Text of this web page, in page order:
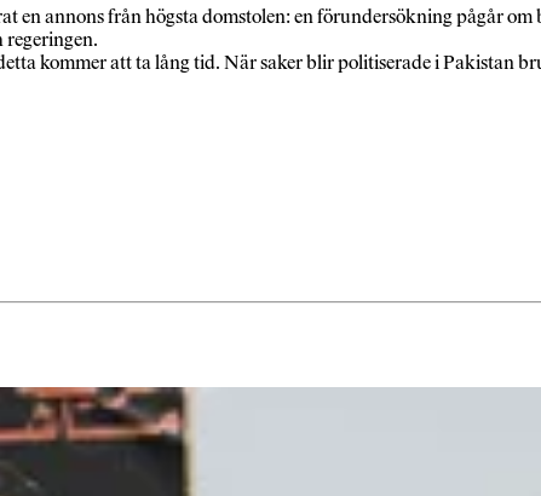
en annons från högsta domstolen: en förundersökning pågår
kommer att ta lång tid. När saker blir politiserade i Pakistan